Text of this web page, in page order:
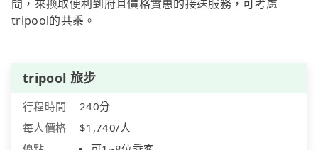
間，來換取便利到府且價格實惠的接送服務，可考慮
tripool的共乘。
tripool 旅步
行程時間
240分
每人價格
$1,740/人